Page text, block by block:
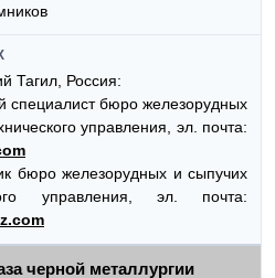
Тагил, Россия:
специалист бюро железорудных
управления, эл. почта:
бюро железорудных и сыпучих
управления, эл. почта:
черной металлургии